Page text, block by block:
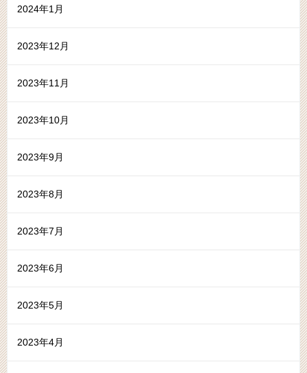
2024年1月
2023年12月
2023年11月
2023年10月
2023年9月
2023年8月
2023年7月
2023年6月
2023年5月
2023年4月